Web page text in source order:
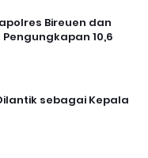
Bireuen dan
10,6
sebagai Kepala